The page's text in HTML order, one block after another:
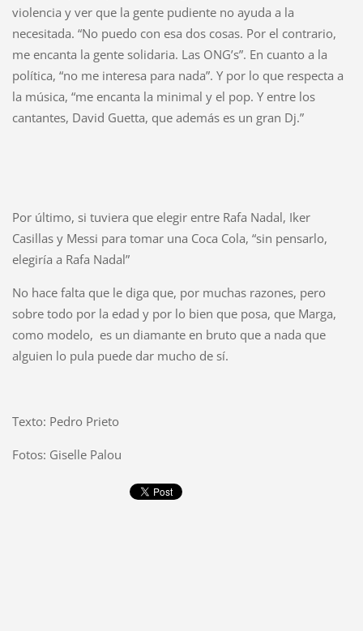
violencia y ver que la gente pudiente no ayuda a la
necesitada. “No puedo con esa dos cosas. Por el contrario,
me encanta la gente solidaria. Las ONG’s”. En cuanto a la
política, “no me interesa para nada”. Y por lo que respecta a
la música, “me encanta la minimal y el pop. Y entre los
cantantes, David Guetta, que además es un gran Dj.”
Por último, si tuviera que elegir entre Rafa Nadal, Iker
Casillas y Messi para tomar una Coca Cola, “sin pensarlo,
elegiría a Rafa Nadal”
No hace falta que le diga que, por muchas razones, pero
sobre todo por la edad y por lo bien que posa, que Marga,
como modelo, es un diamante en bruto que a nada que
alguien lo pula puede dar mucho de sí.
Texto: Pedro Prieto
Fotos: Giselle Palou